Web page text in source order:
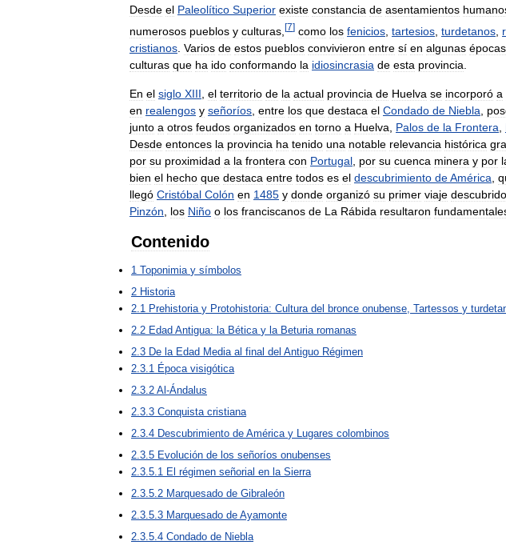
Desde el Paleolítico Superior existe constancia de asentamientos
numerosos pueblos y culturas [7] como los fenicios tartesios turdetanos
cristianos Varios de estos pueblos convivieron entre sí en algunas épocas
culturas que ha ido conformando la idiosincrasia de esta provincia
En el siglo XIII el territorio de la actual provincia de Huelva se incorporó a
en realengos y señoríos entre los que destaca el Condado de Niebla
junto a otros feudos organizados en torno a Huelva Palos de la Frontera
Desde entonces la provincia ha tenido una notable relevancia histórica
por su proximidad a la frontera con Portugal por su cuenca minera y por
bien el hecho que destaca entre todos es el descubrimiento deAmérica
llegó Cristóbal Colón en 1485 y donde organizó su primer viaje
Pinzón
los Niño o los franciscanos de La Rábida resultaron
Contenido
1 Toponimia y símbolos
2 Historia
2 1 Prehistoria y Protohistoria: Cultura del bronce onubense Tartessos y
2 2 Edad Antigua: la Bética y la Beturia romanas
2 3 De la Edad Media al final del Antiguo Régimen
2 3 1 Época visigótica
2 3 2 Al-Ándalus
2 3 3 Conquista cristiana
2 3 4 Descubrimiento de América y Lugares colombinos
2 3 5 Evolución de los señoríos onubenses
2 3 5 1 El régimen señorial en la Sierra
2 3 5 2 Marquesado de Gibraleón
2 3 5 3 Marquesado de Ayamonte
2 3 5 4 Condado de Niebla